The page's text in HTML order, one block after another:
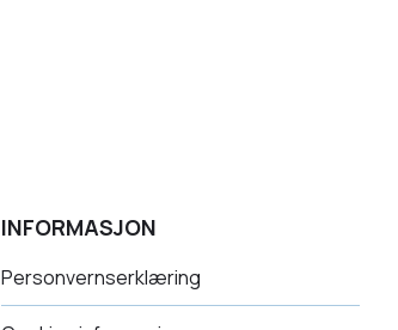
INFORMASJON
Personvernserklæring